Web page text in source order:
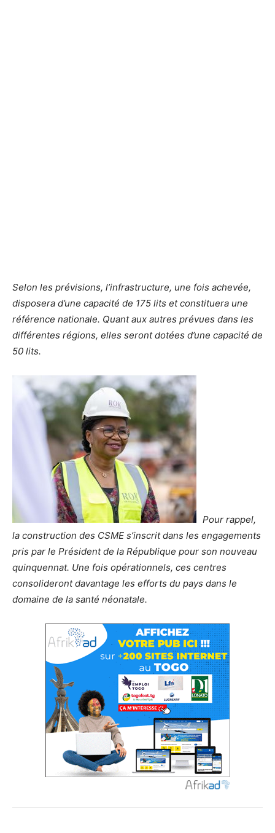
Selon les prévisions, l’infrastructure, une fois achevée,
disposera d’une capacité de 175 lits et constituera une
référence nationale. Quant aux autres prévues dans les
différentes régions, elles seront dotées d’une capacité de
50 lits.
Pour rappel,
la construction des CSME s’inscrit dans les engagements
pris par le Président de la République pour son nouveau
quinquennat. Une fois opérationnels, ces centres
consolideront davantage les efforts du pays dans le
domaine de la santé néonatale.